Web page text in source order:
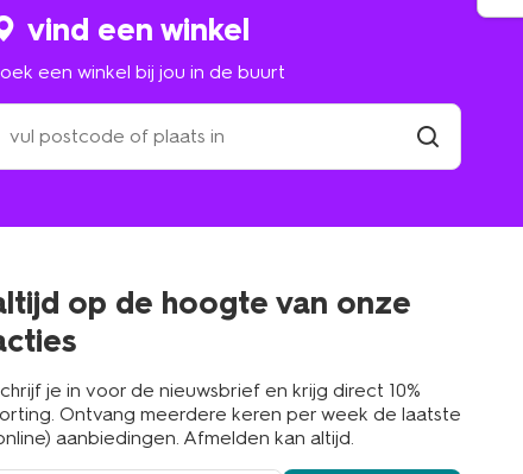
vind een winkel
een winkel bij jou in de buurt
een
op de hoogte van onze
je in voor de nieuwsbrief en krijg direct 10%
Ontvang meerdere keren per week de laatste
aanbiedingen. Afmelden kan altijd.